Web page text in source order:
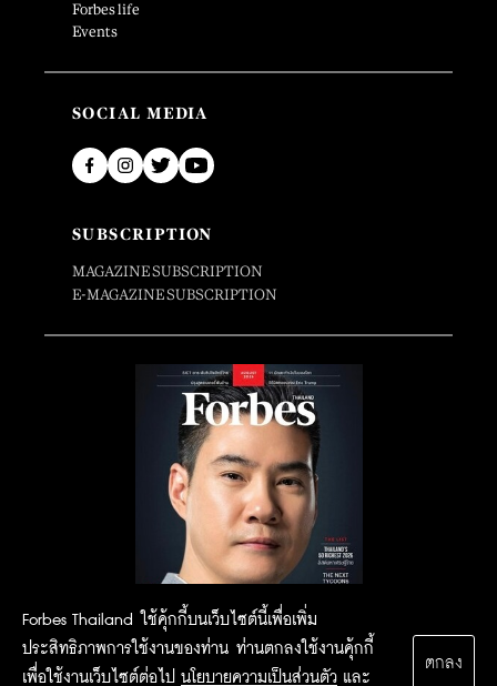
Forbes Thailand ใช้คุ้กกี้บนเว็บไซต์นี้เพื่อเพิ่ม
ประสิทธิภาพการใช้งานของท่าน ท่านตกลงใช้งานคุ้กกี้
เพื่อใช้งานเว็บไซต์ต่อไป นโยบายความเป็นส่วนตัว และ
ตกลง
Forbes life
Events
SOCIAL MEDIA
SUBSCRIPTION
MAGAZINE SUBSCRIPTION
E-MAGAZINE SUBSCRIPTION